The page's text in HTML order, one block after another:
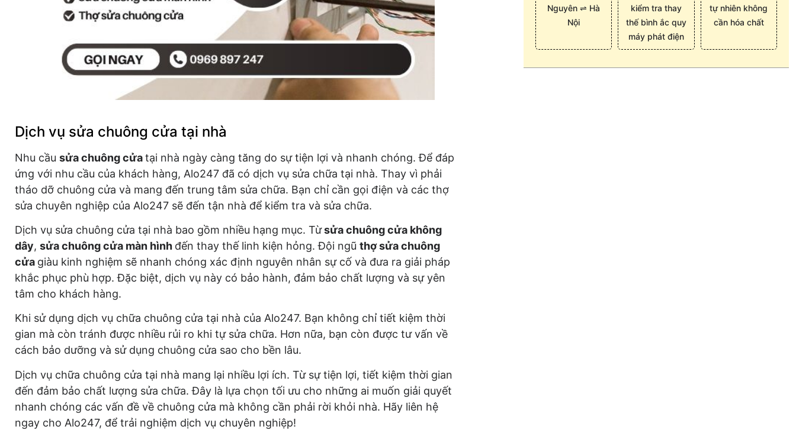
Dịch vụ sửa chuông cửa tại nhà
Nhu cầu sửa chuông cửatại nhà ngày càng tăng do sự tiện lợi và nhanh chóng. Để đáp
ứng với nhu cầu của khách hàng, Alo247 đã có dịch vụ sửa chữa tại nhà. Thay vì phải
tháo dỡ chuông cửa và mang đến trung tâm sửa chữa. Bạn chỉ cần gọi điện và các thợ
sửa chuyên nghiệp của Alo247 sẽ đến tận nhà để kiểm tra và sửa chữa.
Dịch vụ sửa chuông cửa tại nhà bao gồm nhiều hạng mục. Từsửa chuông cửa không
dây, sửa chuông cửa màn hình đến thay thế linh kiện hỏng. Đội ngũ thợ sửa chuông
cửa giàu kinh nghiệm sẽ nhanh chóng xác định nguyên nhân sự cố và đưa ra giải pháp
khắc phục phù hợp. Đặc biệt, dịch vụ này có bảo hành, đảm bảo chất lượng và sự yên
tâm cho khách hàng.
Khi sử dụng dịch vụ chữa chuông cửa tại nhà của Alo247. Bạn không chỉ tiết kiệm thời
gian mà còn tránh được nhiều rủi ro khi tự sửa chữa. Hơn nữa, bạn còn được tư vấn về
cách bảo dưỡng và sử dụng chuông cửa sao cho bền lâu.
Dịch vụ chữa chuông cửa tại nhà mang lại nhiều lợi ích. Từ sự tiện lợi, tiết kiệm thời gian
đến đảm bảo chất lượng sửa chữa. Đây là lựa chọn tối ưu cho những ai muốn giải quyết
nhanh chóng các vấn đề về chuông cửa mà không cần phải rời khỏi nhà. Hãy liên hệ
ngay cho Alo247, để trải nghiệm dịch vụ chuyên nghiệp!
Nguyên ⇌ Hà
Nội
kiểm tra thay
thế bình ắc quy
máy phát điện
tự nhiên không
cần hóa chất